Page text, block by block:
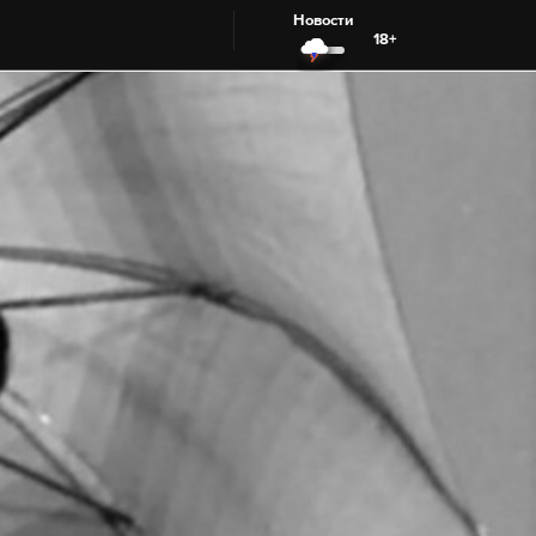
Новости
18+